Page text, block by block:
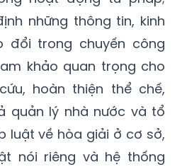
những thông tin, kinh
đổi trong chuyến công
khảo quan trọng cho
hoàn thiện thể chế,
quản lý nhà nước và tổ
luật về hòa giải ở cơ sở,
nói riêng và hệ thống